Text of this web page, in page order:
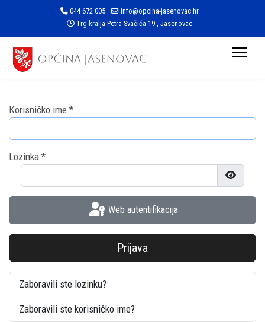
044 672 005
info@opcina-jasenovac.hr
Trg kralja Petra Svačića 19 , Jasenovac
Korisničko ime *
Lozinka *
Prikaži
Web autentifikacija
Prijava
Zaboravili ste lozinku?
Zaboravili ste korisničko ime?